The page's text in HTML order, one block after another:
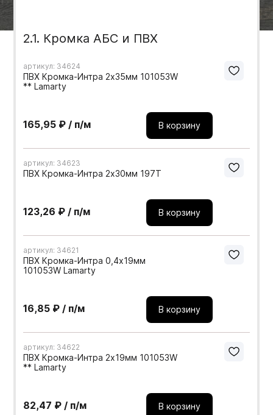
2.1. Кромка АБС и ПВХ
артикул: 34624
ПВХ Кромка-Интра 2х35мм 101053W
** Lamarty
165,95 ₽ / п/м В корзину
артикул: 34623
ПВХ Кромка-Интра 2х30мм 197T
123,26 ₽ / п/м В корзину
артикул: 34621
ПВХ Кромка-Интра 0,4х19мм
101053W Lamarty
16,85 ₽ / п/м В корзину
артикул: 34622
ПВХ Кромка-Интра 2х19мм 101053W
** Lamarty
82,47 ₽ / п/м В корзину